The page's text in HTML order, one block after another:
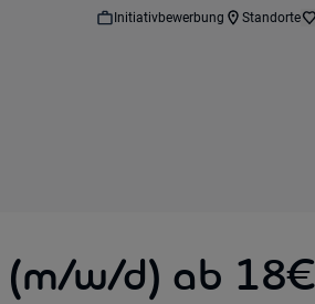
Initiativbewerbung Standorte
w/d) ab 18€